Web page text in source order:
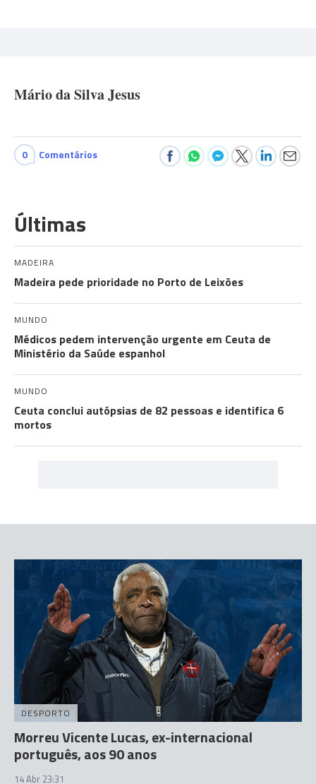
Mário da Silva Jesus
0 Comentários
Últimas
MADEIRA
Madeira pede prioridade no Porto de Leixões
MUNDO
Médicos pedem intervenção urgente em Ceuta de
Ministério da Saúde espanhol
MUNDO
Ceuta conclui autópsias de 82 pessoas e identifica 6
mortos
DESPORTO
Morreu Vicente Lucas, ex-internacional
português, aos 90 anos
14 Abr 23:31